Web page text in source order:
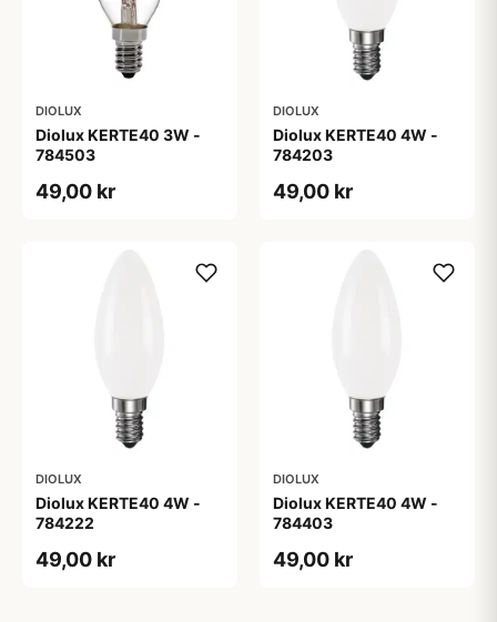
DIOLUX
Diolux KERTE40 3W -
784503
49,00 kr
DIOLUX
Diolux KERTE40 4W -
784203
49,00 kr
DIOLUX
Diolux KERTE40 4W -
784222
49,00 kr
DIOLUX
Diolux KERTE40 4W -
784403
49,00 kr